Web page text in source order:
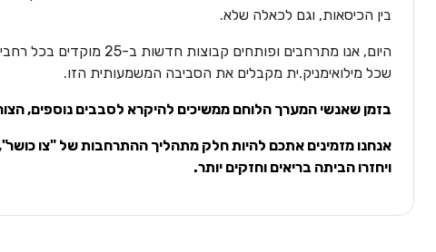
בין הכיסאות, וגם לכאלה שלא.
היום, אנו מתרחבים
שכל מילואימניק.ית מקבלים את הסביבה המשמעותית הזו.
בזמן שאנשי המערך הלוחם ממשיכים להיקרא לסבבים נוספים,
אנחנו מזמינים אתכם להיות חלק מתהליך ההתרחבות של "צו
ויחזרו הביתה בריאים וחזקים יותר.